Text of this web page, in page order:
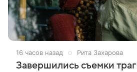
16 часов назад Рита Захарова
Завершились съемки